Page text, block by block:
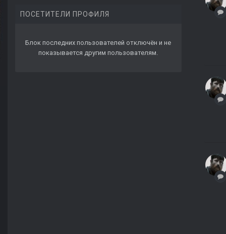
ПОСЕТИТЕЛИ ПРОФИЛЯ
Блок последних пользователей отключён и не
показывается другим пользователям.